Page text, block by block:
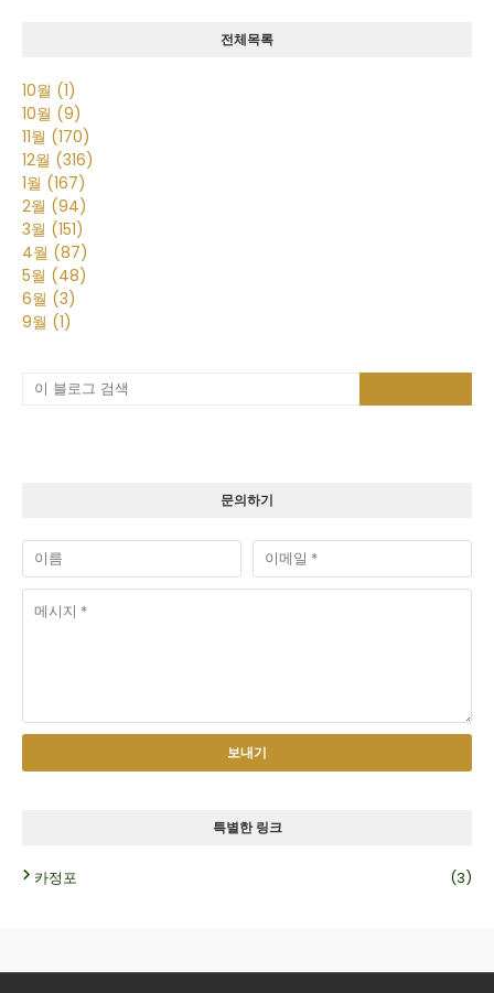
전체목록
10월 (1)
10월 (9)
11월 (170)
12월 (316)
1월 (167)
2월 (94)
3월 (151)
4월 (87)
5월 (48)
6월 (3)
9월 (1)
문의하기
특별한 링크
카정포 (3)